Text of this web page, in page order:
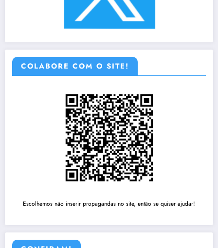
COLABORE COM O SITE!
Escolhemos não inserir propagandas no site, então se quiser ajudar!